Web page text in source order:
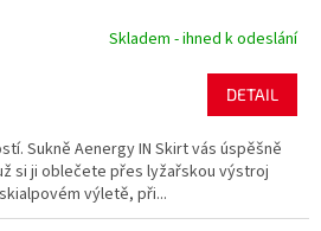
Skladem - ihned k odeslání
DETAIL
Sukně Aenergy IN Skirt vás úspěšně
si ji oblečete přes lyžařskou výstroj
výletě, při...